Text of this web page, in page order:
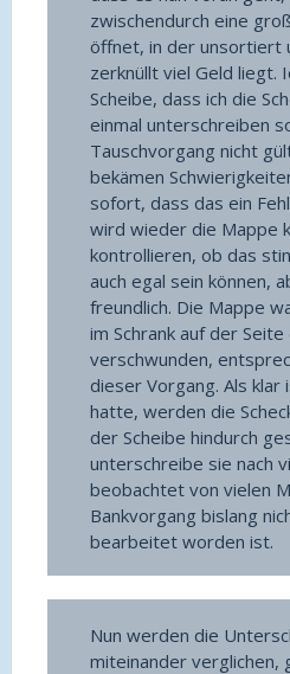
zwischendurch eine
öffnet, in der unsortiert
zerknüllt viel Geld liegt.
Scheibe, dass ich die
einmal unterschreiben
Tauschvorgang nicht
bekämen
sofort, dass das ein
wird wieder die Mappe
kontrollieren, ob das
auch egal sein können,
freundlich. Die Mappe
im Schrank auf der
verschwunden,
dieser Vorgang. Als klar
hatte, werden die
der Scheibe hindurch
unterschreibe sie nach
beobachtet von vielen
Bankvorgang bislang
bearbeitet worden ist.
Nun werden die
miteinander verglichen,